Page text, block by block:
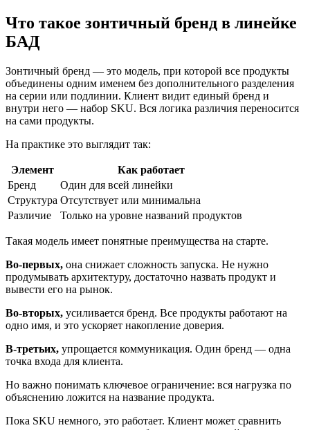
Что такое зонтичный бренд в линейке
БАД
Зонтичный бренд — это модель, при которой все продукты
объединены одним именем без дополнительного разделения
на серии или подлинии. Клиент видит единый бренд и
внутри него — набор SKU. Вся логика различия переносится
на сами продукты.
На практике это выглядит так:
Элемент
Как работает
Бренд
Один для всей линейки
Структура Отсутствует или минимальна
Различие
Только на уровне названий продуктов
Такая модель имеет понятные преимущества на старте.
Во-первых, она снижает сложность запуска. Не нужно
продумывать архитектуру, достаточно назвать продукт и
вывести его на рынок.
Во-вторых, усиливается бренд. Все продукты работают на
одно имя, и это ускоряет накопление доверия.
В-третьих, упрощается коммуникация. Один бренд — одна
точка входа для клиента.
Но важно понимать ключевое ограничение: вся нагрузка по
объяснению ложится на название продукта.
Пока SKU немного, это работает. Клиент может сравнить